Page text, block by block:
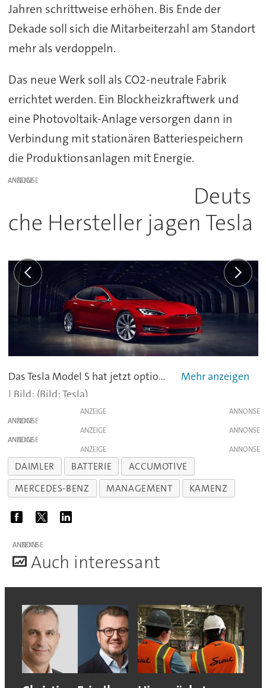
Jahren schrittweise erhöhen. Bis Ende der
Dekade soll sich die Mitarbeiterzahl am Standort
mehr als verdoppeln.
Das neue Werk soll als CO2-neutrale Fabrik
errichtet werden. Ein Blockheizkraftwerk und
eine Photovoltaik-Anlage versorgen dann in
Verbindung mit stationären Batteriespeichern
die Produktionsanlagen mit Energie.
ANZEIGE
Deuts
che Hersteller jagen Tesla
Das Tesla Model S hat jetzt optional eine 100-kWh-Batterie.
(Bild: Tesla)
ANZEIGE
ANZEIGE
ANZEIGE
ANZEIGE
ANZEIGE
DAIMLER BATTERIE
ACCUMOTIVE
MERCEDES-BENZ
MANAGEMENT KAMENZ
ANZEIGE
Auch interessant